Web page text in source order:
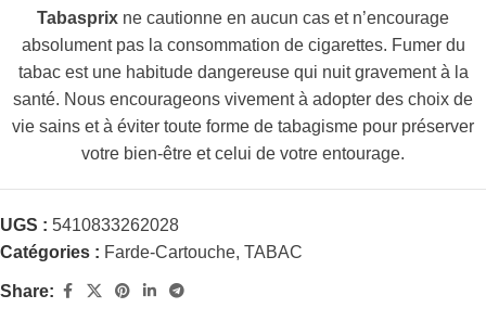
Tabasprix ne cautionne en aucun cas et n’encourage
absolument pas la consommation de cigarettes. Fumer du
tabac est une habitude dangereuse qui nuit gravement à la
santé. Nous encourageons vivement à adopter des choix de
vie sains et à éviter toute forme de tabagisme pour préserver
votre bien-être et celui de votre entourage.
UGS : 5410833262028
Catégories : Farde-Cartouche, TABAC
Share: